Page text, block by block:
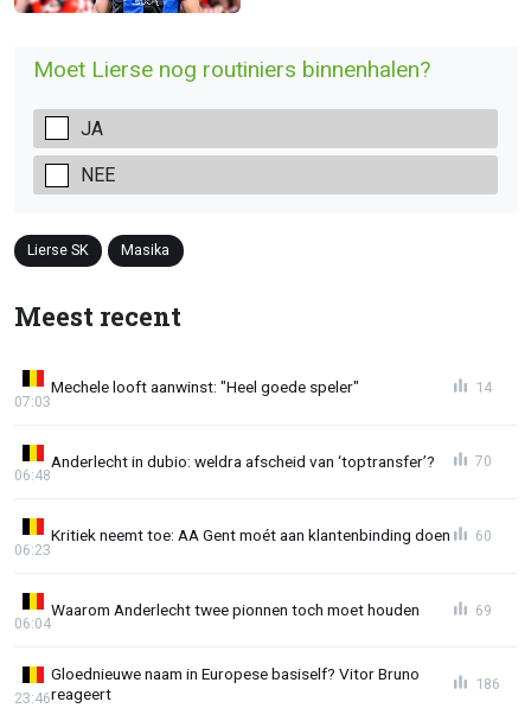
Moet Lierse nog routiniers binnenhalen?
JA
NEE
Lierse SK Masika
Meest recent
Mechele looft aanwinst: "Heel goede speler"
07:03
14
Anderlecht in dubio: weldra afscheid van ‘toptransfer’?
06:48
70
Kritiek neemt toe: AA Gent moét aan klantenbinding doen
06:23
60
Waarom Anderlecht twee pionnen toch moet houden
06:04
69
Gloednieuwe naam in Europese basiself? Vitor Bruno
reageert
23:46
186